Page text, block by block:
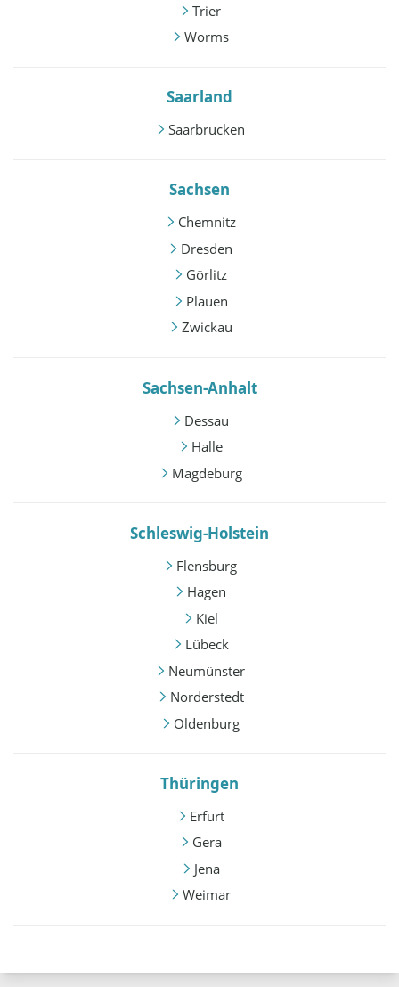
Trier
Worms
Saarland
Saarbrücken
Sachsen
Chemnitz
Dresden
Görlitz
Plauen
Zwickau
Sachsen-Anhalt
Dessau
Halle
Magdeburg
Schleswig-Holstein
Flensburg
Hagen
Kiel
Lübeck
Neumünster
Norderstedt
Oldenburg
Thüringen
Erfurt
Gera
Jena
Weimar